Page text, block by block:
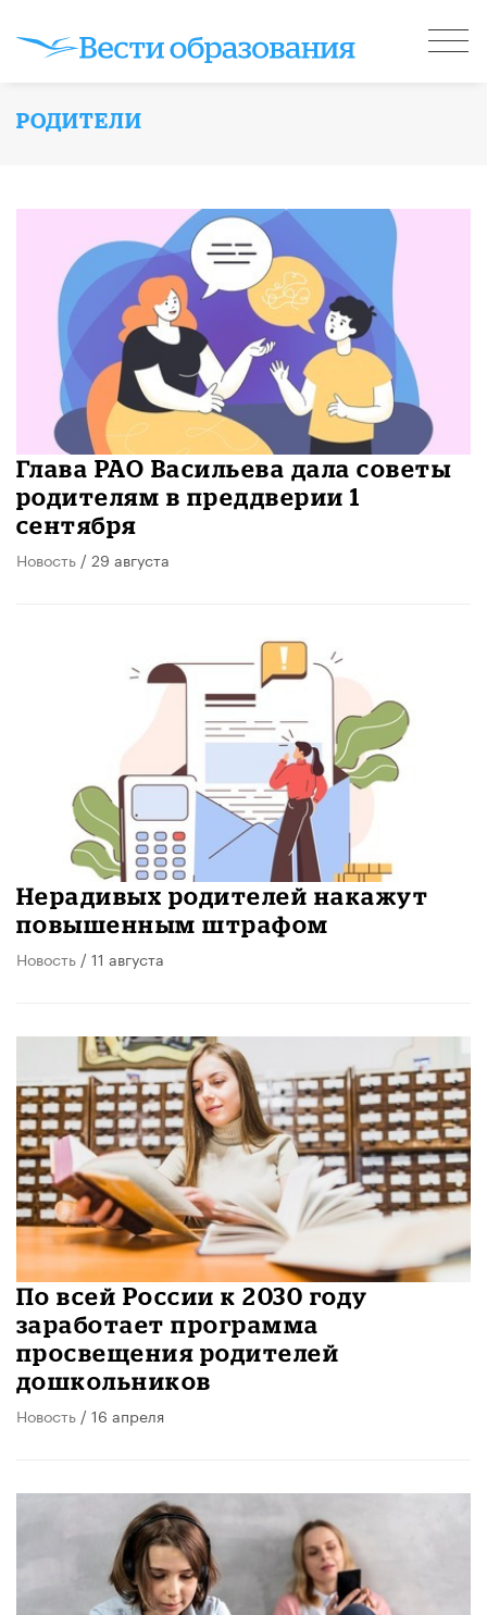
РОДИТЕЛИ
Глава РАО Васильева дала советы
родителям в преддверии 1
сентября
Новость / 29 августа
Нерадивых родителей накажут
повышенным штрафом
Новость / 11 августа
По всей России к 2030 году
заработает программа
просвещения родителей
дошкольников
Новость / 16 апреля